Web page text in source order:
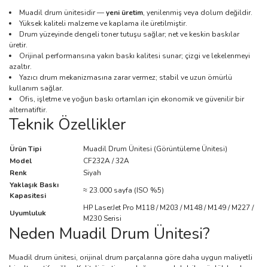
Muadil drum ünitesidir —yeni üretim, yenilenmiş veya dolum değildir.
Yüksek kaliteli malzeme ve kaplama ile üretilmiştir.
Drum yüzeyinde dengeli toner tutuşu sağlar; net ve keskin baskılar
üretir.
Orijinal performansına yakın baskı kalitesi sunar; çizgi ve lekelenmeyi
azaltır.
Yazıcı drum mekanizmasına zarar vermez; stabil ve uzun ömürlü
kullanım sağlar.
Ofis, işletme ve yoğun baskı ortamları için ekonomik ve güvenilir bir
alternatiftir.
Teknik Özellikler
Ürün Tipi
Muadil Drum Ünitesi (Görüntüleme Ünitesi)
Model
CF232A / 32A
Renk
Siyah
Yaklaşık Baskı
Kapasitesi
≈ 23.000 sayfa (ISO %5)
Uyumluluk
HP LaserJet Pro M118 / M203 / M148 / M149 / M227 /
M230 Serisi
Neden Muadil Drum Ünitesi?
Muadil drum ünitesi, orijinal drum parçalarına göre daha uygun maliyetli